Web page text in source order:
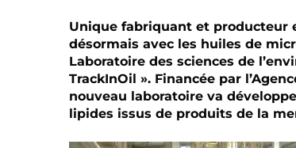
Unique fabriquant et producteur
désormais avec les huiles de
Laboratoire des sciences de
TrackInOil ». Financée par
nouveau laboratoire va
lipides issus de produits de la